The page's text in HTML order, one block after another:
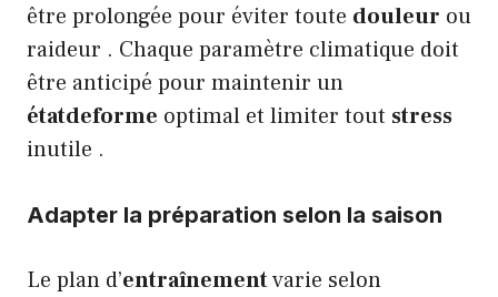
être prolongée pour éviter toute douleur ou
raideur . Chaque paramètre climatique doit
être anticipé pour maintenir un
étatdeforme optimal et limiter tout stress
inutile .
Adapter la préparation selon la saison
Le plan d’entraînementvarie selon